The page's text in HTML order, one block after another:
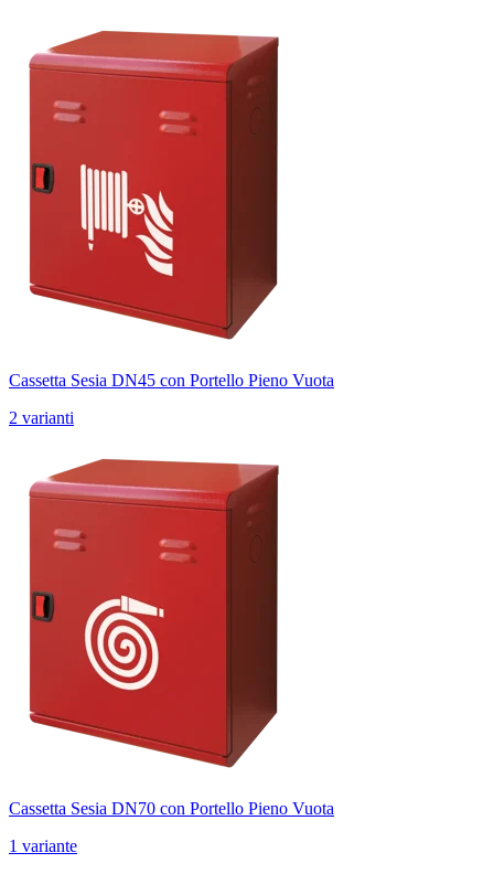
Cassetta Sesia DN45 con Portello Pieno Vuota
2 varianti
Cassetta Sesia DN70 con Portello Pieno Vuota
1 variante